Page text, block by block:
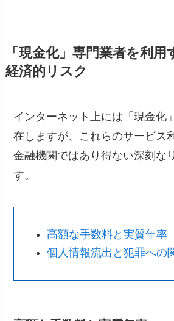
「現金化」専門業者を利用
経済的リスク
インターネット上には「現金化
在しますが、これらのサービス
金融機関ではあり得ない深刻な
す。
高額な手数料と実質年率
個人情報流出と犯罪への